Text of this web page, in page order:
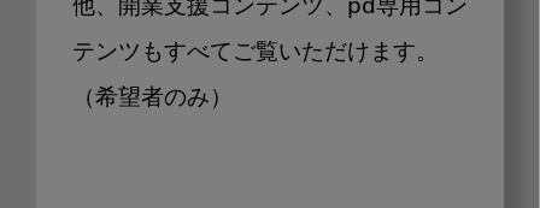
他、開業支援コンテンツ、pd専用コン
テンツもすべてご覧いただけます。
（希望者のみ）